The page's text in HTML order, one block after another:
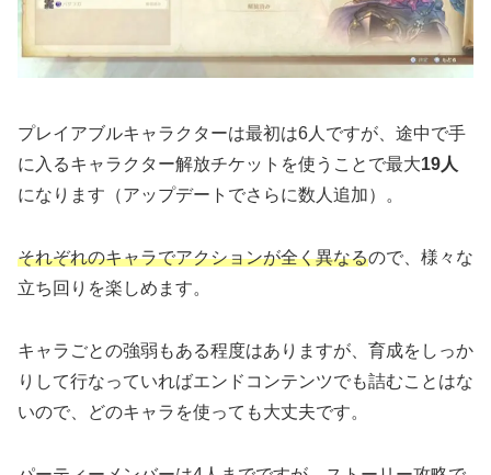
プレイアブルキャラクターは最初は6人ですが、途中で手
に入るキャラクター解放チケットを使うことで最大19人
になります（アップデートでさらに数人追加）。
それぞれのキャラでアクションが全く異なるので、様々な
立ち回りを楽しめます。
キャラごとの強弱もある程度はありますが、育成をしっか
りして行なっていればエンドコンテンツでも詰むことはな
いので、どのキャラを使っても大丈夫です。